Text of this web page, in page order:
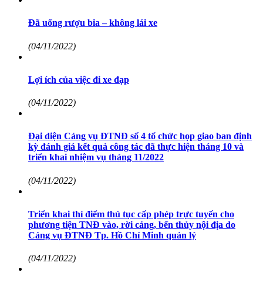
Đã uống rượu bia – không lái xe
(04/11/2022)
Lợi ích của việc đi xe đạp
(04/11/2022)
Đại diện Cảng vụ ĐTNĐ số 4 tổ chức họp giao ban định
kỳ đánh giá kết quả công tác đã thực hiện tháng 10 và
triển khai nhiệm vụ tháng 11/2022
(04/11/2022)
Triển khai thí điểm thủ tục cấp phép trực tuyến cho
phương tiện TNĐ vào, rời cảng, bến thủy nội địa do
Cảng vụ ĐTNĐ Tp. Hồ Chí Minh quản lý
(04/11/2022)